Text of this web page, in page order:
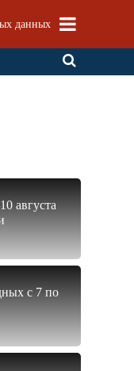
данных
августа
с 7 по